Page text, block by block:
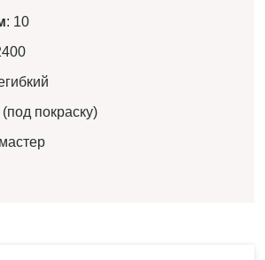
: 10
покраску)